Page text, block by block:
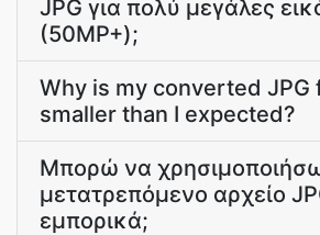
JPG για πολύ μεγάλες
(50MP+);
Why is my converted JPG
smaller than I expected?
Μπορώ να
μετατρεπόμενο αρχείο
εμπορικά;